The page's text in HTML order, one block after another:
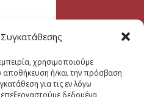
Συγκατάθεσης
χρησιμοποιούμε
αποθήκευση ή/και την πρόσβαση
για τις εν λόγω
επεξεργαστούμε δεδομένα